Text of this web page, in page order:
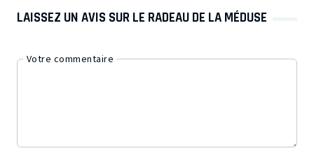
LAISSEZ UN AVIS SUR LE RADEAU DE LA MÉDUSE
Votre commentaire